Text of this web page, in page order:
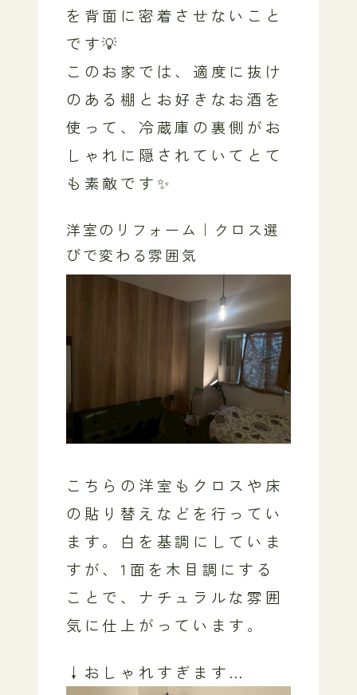
を背面に密着させないこと
です💡
このお家では、適度に抜け
のある棚とお好きなお酒を
使って、冷蔵庫の裏側がお
しゃれに隠されていてとて
も素敵です✨
洋室のリフォーム｜クロス選
びで変わる雰囲気
こちらの洋室もクロスや床
の貼り替えなどを行ってい
ます。白を基調にしていま
すが、1面を木目調にする
ことで、ナチュラルな雰囲
気に仕上がっています。
↓おしゃれすぎます…